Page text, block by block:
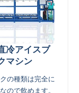
冷アイスブ
マシン
の種類は完全に
ので飲めます。